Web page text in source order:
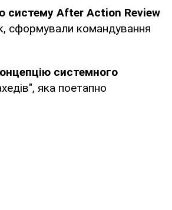
систему After Action Review
сформували командування
системного
яка поетапно